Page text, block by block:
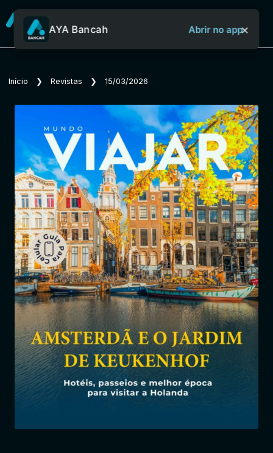
Sobre o Aya Bancah
Início
Revistas
Jornais
Notícias
Entrar
AYA Bancah Abrir no app×
Início ❯ Revistas ❯ 15/03/2026